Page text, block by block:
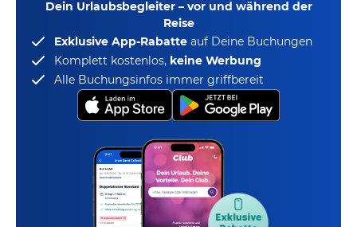
Dein Urlaubsbegleiter – vor und während der
Reise
Exklusive App-Rabatte auf Deine Buchungen
Komplett kostenlos, keine Werbung
Alle Buchungsinfos immer griffbereit